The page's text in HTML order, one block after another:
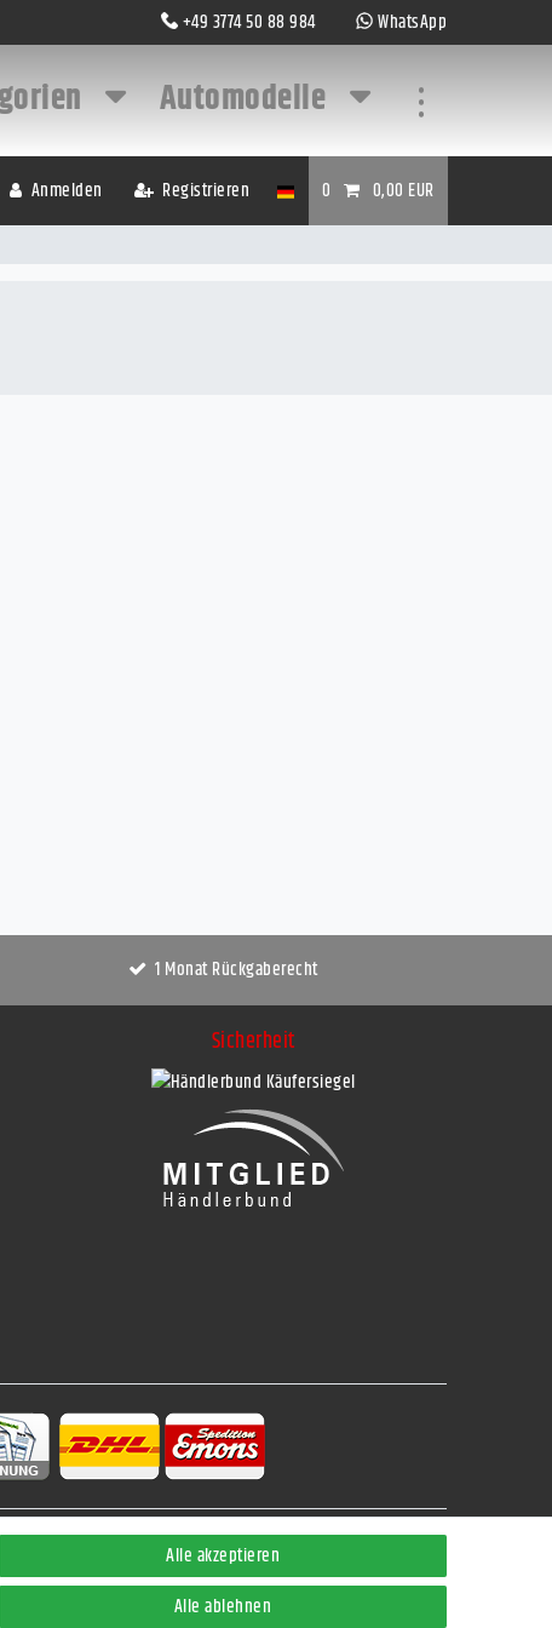
+49 3774 50 88 984 WhatsApp
Automodelle ...
Anmelden Registrieren 0 0,00 EUR
1 Monat Rückgaberecht
Sicherheit
Alle akzeptieren
Alle ablehnen